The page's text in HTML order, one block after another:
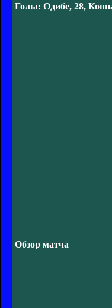
Голы: Одибе, 28,
Обзор матча